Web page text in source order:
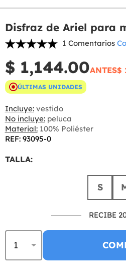
Disfraz de Ariel para
1 Comentarios
$ 1,144.00ANTES$
ÚLTIMAS UNIDADES
Incluye:vestido
No incluye:peluca
Material:100% Poliéster
REF: 93095-0
TALLA:
S
RECIBE